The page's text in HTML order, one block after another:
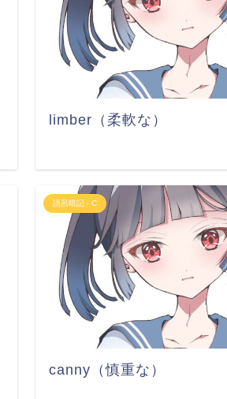
limber（柔軟な）
語呂暗記 - C
canny（慎重な）